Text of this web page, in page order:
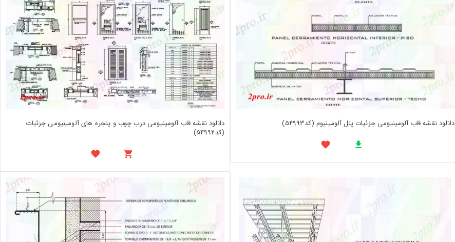
دانلود نقشه قاب آلومینیومی جزئیات پنل آلومینیوم (کد54993)
دانلود نقشه قاب آلومینیومی درب چوب و پنجره های آلومینیومی جزئیات
(کد54992)